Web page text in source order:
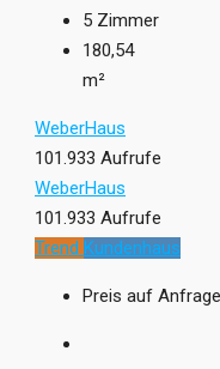
5 Zimmer
180,54
m²
WeberHaus
101.933 Aufrufe
WeberHaus
101.933 Aufrufe
Trend Kundenhaus
Preis auf Anfrage